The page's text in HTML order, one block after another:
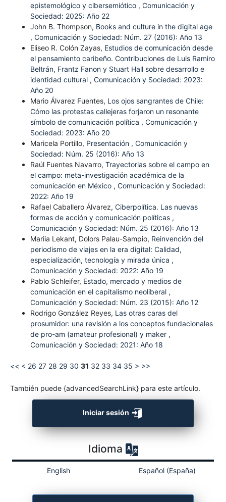
epistemológico y cibersemiótico , Comunicación y
Sociedad: 2025: Año 22
John B. Thompson, Books and culture in the digital age
, Comunicación y Sociedad: Núm. 27 (2016): Año 13
Eliseo R. Colón Zayas, Estudios de comunicación desde
el pensamiento caribeño. Contribuciones de Luis Ramiro
Beltrán, Frantz Fanon y Stuart Hall sobre desarrollo e
identidad cultural , Comunicación y Sociedad: 2023:
Año 20
Mario Álvarez Fuentes, Los ojos sangrantes de Chile:
Cómo las protestas callejeras forjaron un resonante
símbolo de comunicación política , Comunicación y
Sociedad: 2023: Año 20
Maricela Portillo, Presentación , Comunicación y
Sociedad: Núm. 25 (2016): Año 13
Raúl Fuentes Navarro, Trayectorias sobre el campo en
el campo: meta-investigación académica de la
comunicación en México , Comunicación y Sociedad:
2022: Año 19
Rafael Caballero Álvarez, Ciberpolítica. Las nuevas
formas de acción y comunicación políticas ,
Comunicación y Sociedad: Núm. 25 (2016): Año 13
Mariia Lekant, Dolors Palau-Sampio, Reinvención del
periodismo de viajes en la era digital: Calidad,
especialización, tecnología y mirada única ,
Comunicación y Sociedad: 2022: Año 19
Pablo Schleifer, Estado, mercado y medios de
comunicación en el capitalismo neoliberal ,
Comunicación y Sociedad: Núm. 23 (2015): Año 12
Rodrigo González Reyes, Las otras caras del
prosumidor: una revisión a los conceptos fundacionales
de pro-am (amateur profesional) y maker ,
Comunicación y Sociedad: 2021: Año 18
<< < 26 27 28 29 30 31 32 33 34 35 > >>
También puede {advancedSearchLink} para este artículo.
Iniciar sesión
Idioma
English Español (España)